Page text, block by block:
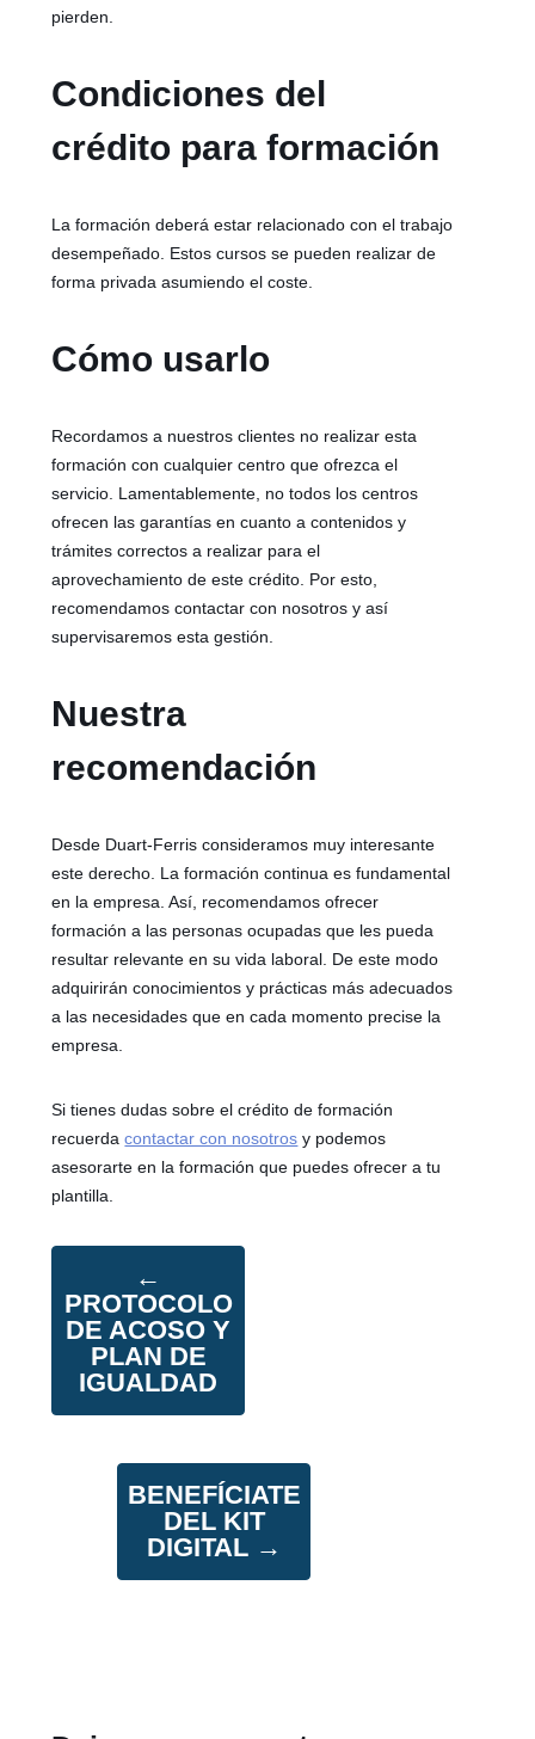
pierden.
Condiciones del
crédito para formación
La formación deberá estar relacionado con el trabajo
desempeñado. Estos cursos se pueden realizar de
forma privada asumiendo el coste.
Cómo usarlo
Recordamos a nuestros clientes no realizar esta
formación con cualquier centro que ofrezca el
servicio. Lamentablemente, no todos los centros
ofrecen las garantías en cuanto a contenidos y
trámites correctos a realizar para el
aprovechamiento de este crédito. Por esto,
recomendamos contactar con nosotros y así
supervisaremos esta gestión.
Nuestra
recomendación
Desde Duart-Ferris consideramos muy interesante
este derecho. La formación continua es fundamental
en la empresa. Así, recomendamos ofrecer
formación a las personas ocupadas que les pueda
resultar relevante en su vida laboral. De este modo
adquirirán conocimientos y prácticas más adecuados
a las necesidades que en cada momento precise la
empresa.
Si tienes dudas sobre el crédito de formación
recuerdacontactar con nosotros y podemos
asesorarte en la formación que puedes ofrecer a tu
plantilla.
←
PROTOCOLO
DE ACOSO Y
PLAN DE
IGUALDAD
BENEFÍCIATE
DEL KIT
DIGITAL →